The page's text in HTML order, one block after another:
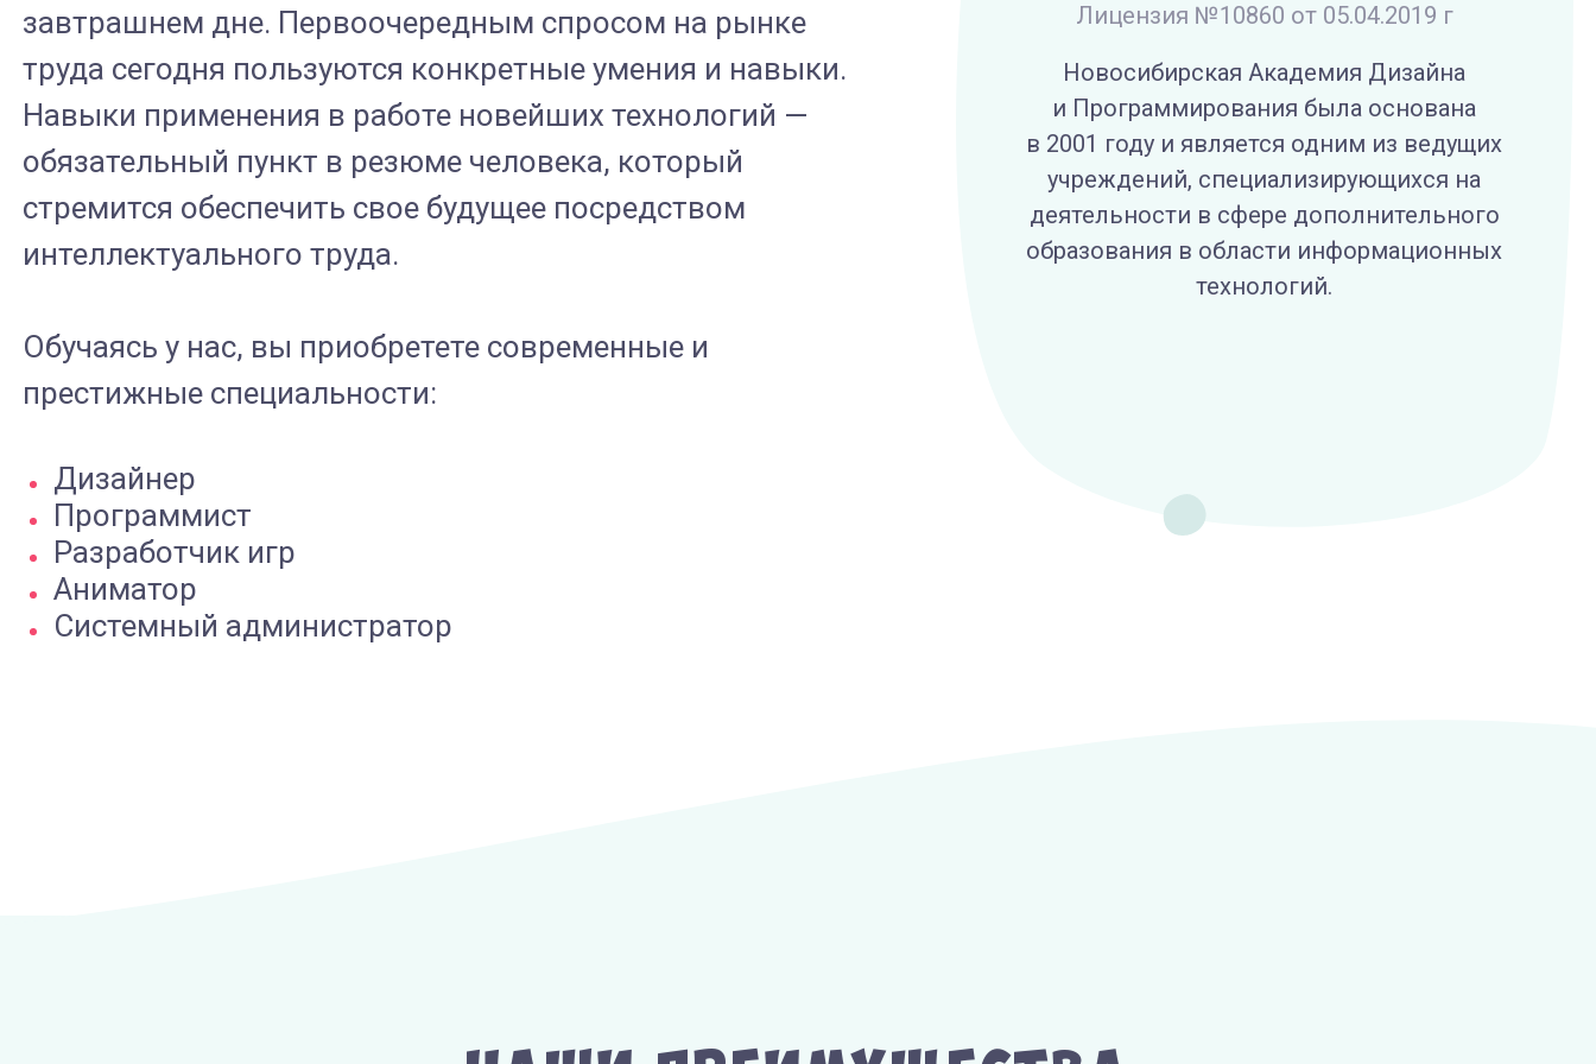
завтрашнем дне. Первоочередным спросом на рынке
труда сегодня пользуются конкретные умения и навыки.
Навыки применения в работе новейших технологий —
обязательный пункт в резюме человека, который
стремится обеспечить свое будущее посредством
интеллектуального труда.
Обучаясь у нас, вы приобретете современные и
престижные специальности:
Дизайнер
Программист
Разработчик игр
Аниматор
Системный администратор
Лицензия №10860 от 05.04.2019 г
Новосибирская Академия Дизайна
и Программирования была основана
в 2001 году и является одним из ведущих
учреждений, специализирующихся на
деятельности в сфере дополнительного
образования в области информационных
технологий.